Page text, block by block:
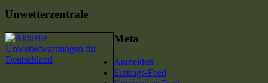
Unwetterzentrale
Meta
Anmelden
Eintrags-Feed